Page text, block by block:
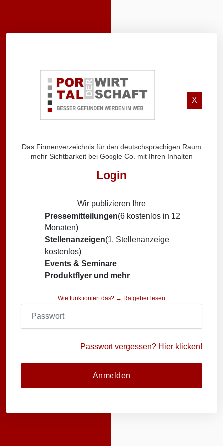
X
Das Firmenverzeichnis für den deutschsprachigen Raum
mehr Sichtbarkeit bei Google Co. mit Ihren Inhalten
Login
Wir publizieren Ihre
Pressemitteilungen(6 kostenlos in 12
Monaten)
Stellenanzeigen(1. Stellenanzeige
kostenlos)
Events & Seminare
Produktflyer und mehr
Wie funktioniert das? → Ratgeber lesen
Passwort vergessen? Hier klicken!
Anmelden